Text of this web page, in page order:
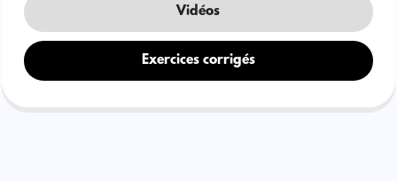
Vidéos
Exercices corrigés